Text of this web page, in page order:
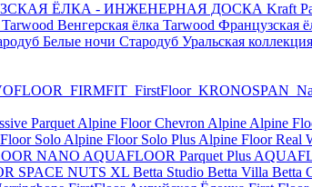
ЁЛКА - ИНЖЕНЕРНАЯ ДОСКА Kraft
Tarwood Венгерская ёлка Tarwood Французская
Белые ночи Стародуб Уральская коллекция
FIRMFIT FirstFloor KRONOSPAN
Parquet Alpine Floor Chevron Alpine Alpine
Solo Alpine Floor Solo Plus Alpine Floor Real
NANO AQUAFLOOR Parquet Plus
SPACE NUTS XL Betta Studio Betta Villa Betta